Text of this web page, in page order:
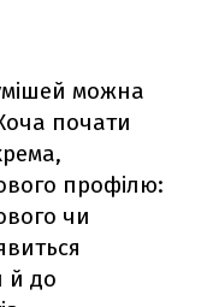
можна
почати
профілю:
чи
й до